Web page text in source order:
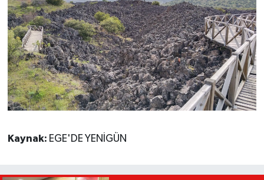
Kaynak: EGE'DE YENİGÜN